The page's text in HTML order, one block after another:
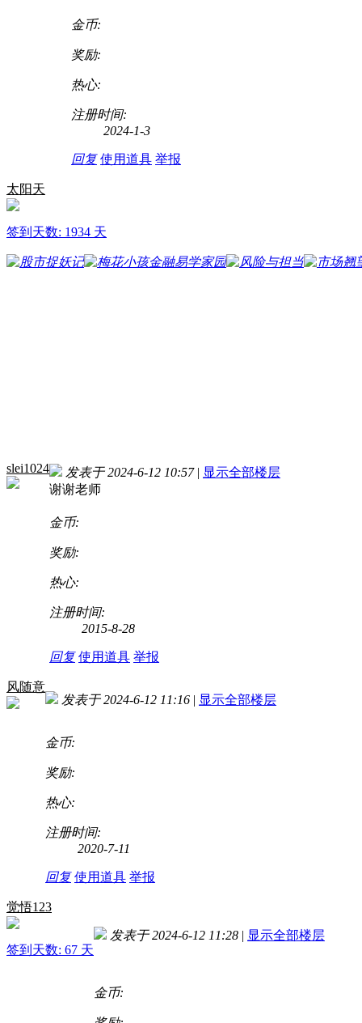
金币:
奖励:
热心:
注册时间:
2024-1-3
回复 使用道具 举报
太阳天
签到天数: 1934 天
slei1024 发表于 2024-6-12 10:57 | 显示全部楼层
谢谢老师
金币:
奖励:
热心:
注册时间:
2015-8-28
回复 使用道具 举报
风随意
发表于 2024-6-12 11:16 | 显示全部楼层
金币:
奖励:
热心:
注册时间:
2020-7-11
回复 使用道具 举报
觉悟123
签到天数: 67 天
发表于 2024-6-12 11:28 | 显示全部楼层
金币: